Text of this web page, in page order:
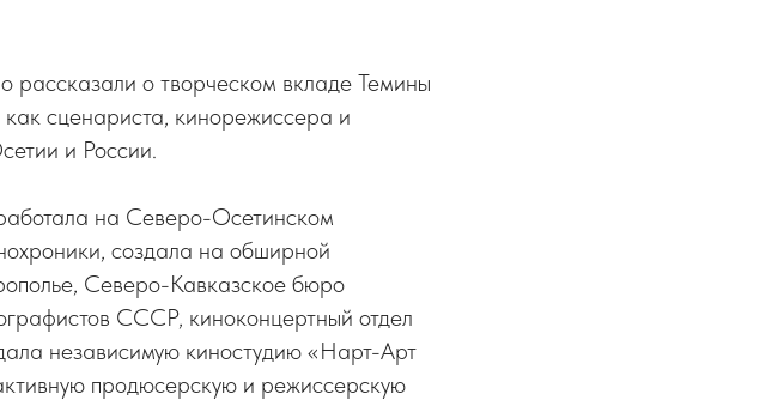
о творческом вкладе Темины
сценариста, кинорежиссера и
и России.
на Северо-Осетинском
создала на обширной
Северо-Кавказское бюро
СССР, киноконцертный отдел
независимую киностудию «Нарт-Арт
продюсерскую и режиссерскую